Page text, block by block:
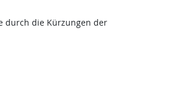
durch die Kürzungen der